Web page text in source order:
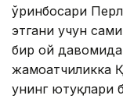
ўринбосари
этгани учун
бир ой давомида
жамоатчиликка
унинг ютуқлари